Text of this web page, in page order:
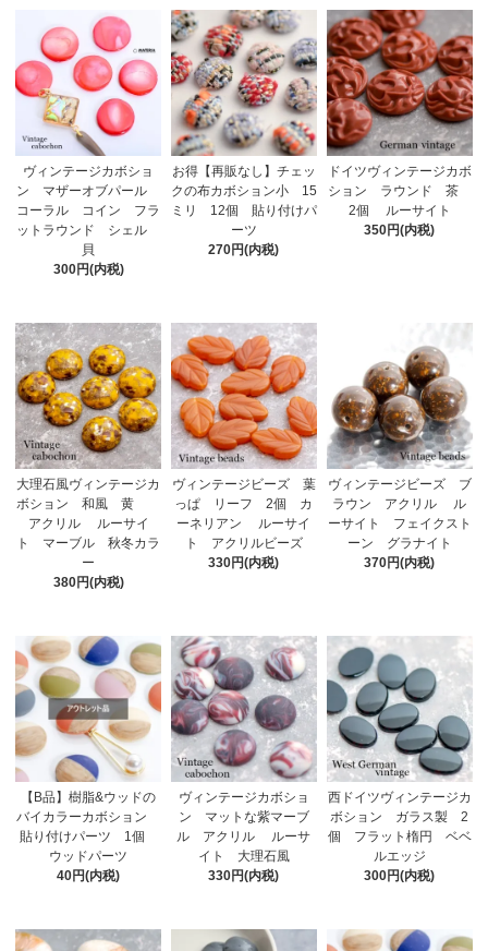
ヴィンテージカボショ
ン マザーオブパール
コーラル コイン フラ
ットラウンド シェル
貝
300円(内税)
お得【再販なし】チェッ
クの布カボション小 15
ミリ 12個 貼り付けパ
ーツ
270円(内税)
ドイツヴィンテージカボ
ション ラウンド 茶
2個 ルーサイト
350円(内税)
大理石風ヴィンテージカ
ボション 和風 黄
アクリル ルーサイ
ト マーブル 秋冬カラ
ー
380円(内税)
ヴィンテージビーズ 葉
っぱ リーフ 2個 カ
ーネリアン ルーサイ
ト アクリルビーズ
330円(内税)
ヴィンテージビーズ ブ
ラウン アクリル ル
ーサイト フェイクスト
ーン グラナイト
370円(内税)
【B品】樹脂&ウッドの
バイカラーカボション
貼り付けパーツ 1個
ウッドパーツ
40円(内税)
ヴィンテージカボショ
ン マットな紫マーブ
ル アクリル ルーサ
イト 大理石風
330円(内税)
西ドイツヴィンテージカ
ボション ガラス製 2
個 フラット楕円 ベベ
ルエッジ
300円(内税)